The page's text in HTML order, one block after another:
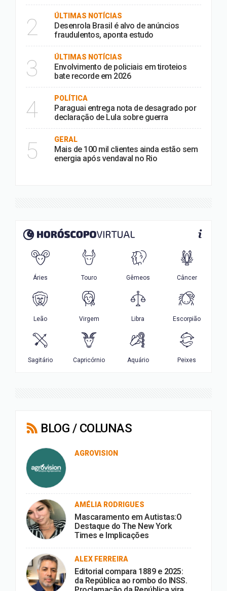
2 ÚLTIMAS NOTÍCIAS
Desenrola Brasil é alvo de anúncios
fraudulentos, aponta estudo
3 ÚLTIMAS NOTÍCIAS
Envolvimento de policiais em tiroteios
bate recorde em 2026
4 POLÍTICA
Paraguai entrega nota de desagrado por
declaração de Lula sobre guerra
5 GERAL
Mais de 100 mil clientes ainda estão sem
energia após vendaval no Rio
BLOG / COLUNAS
AGROVISION
AMÉLIA RODRIGUES
Mascaramento em Autistas:O
Destaque do The New York
Times e Implicações
ALEX FERREIRA
Editorial compara 1889 e 2025:
da República ao rombo do INSS.